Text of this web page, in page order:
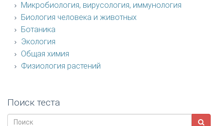
Микробиология, вирусология, иммунология
Биология человека и животных
Ботаника
Экология
Общая химия
Физиология растений
Поиск теста